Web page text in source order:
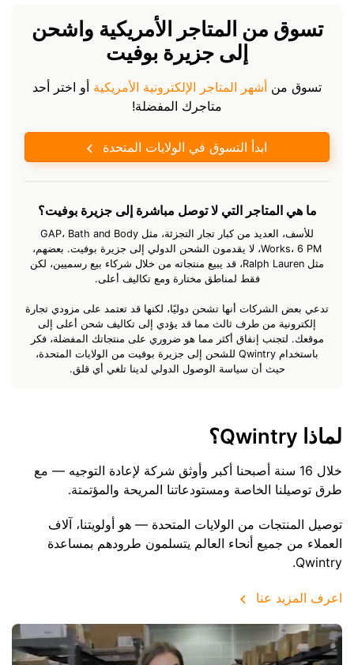
تسوق من المتاجر الأمريكية واشحن
إلى جزيرة بوفيت
تسوق من أشهر المتاجر الإلكترونية الأمريكية أو اختر أحد
متاجرك المفضلة!
ابدأ التسوق في الولايات المتحدة
ما هي المتاجر التي لا توصل مباشرة إلى جزيرة بوفيت؟
للأسف، العديد من كبار تجار التجزئة، مثل GAP، Bath and Body
Works، 6 PM، لا يقدمون الشحن الدولي إلى جزيرة بوفيت. بعضهم،
مثل Ralph Lauren، قد يبيع منتجاته من خلال شركاء بيع رسميين، لكن
فقط لمناطق مختارة ومع تكاليف أعلى.
تدعي بعض الشركات أنها تشحن دوليًا، لكنها قد تعتمد على مزودي تجارة
إلكترونية من طرف ثالث مما قد يؤدي إلى تكاليف شحن أعلى إلى
موقعك. لتجنب إنفاق أكثر مما هو ضروري على منتجاتك المفضلة، فكر
باستخدام Qwintry للشحن إلى جزيرة بوفيت من الولايات المتحدة،
حيث أن سياسة الوصول الدولي لدينا تلغي أي قلق.
لماذا Qwintry؟
خلال 16 سنة أصبحنا أكبر وأوثق شركة لإعادة التوجيه — مع
طرق توصيلنا الخاصة ومستودعاتنا المريحة والمؤتمتة.
توصيل المنتجات من الولايات المتحدة — هو أولويتنا، آلاف
العملاء من جميع أنحاء العالم يتسلمون طرودهم بمساعدة
Qwintry.
اعرف المزيد عنا